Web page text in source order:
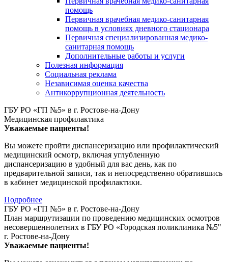
помощь
Первичная врачебная медико-санитарная
помощь в условиях дневного стационара
Первичная специализированная медико-
санитарная помощь
Дополнительные работы и услуги
Полезная информация
Социальная реклама
Независимая оценка качества
Антикоррупционная деятельность
ГБУ РО «ГП №5» в г. Ростове-на-Дону
Медицинская профилактика
Уважаемые пациенты!
Вы можете пройти диспансеризацию или профилактический
медицинский осмотр, включая углубленную
диспансеризацию в удобный для вас день, как по
предварительной записи, так и непосредственно обратившись
в кабинет медицинской профилактики.
Подробнее
ГБУ РО «ГП №5» в г. Ростове-на-Дону
План маршрутизации по проведению медицинских осмотров
несовершеннолетних в ГБУ РО «Городская поликлиника №5"
г. Ростове-на-Дону
Уважаемые пациенты!